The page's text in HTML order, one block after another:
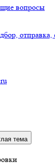
вопросы
отправка,
тема